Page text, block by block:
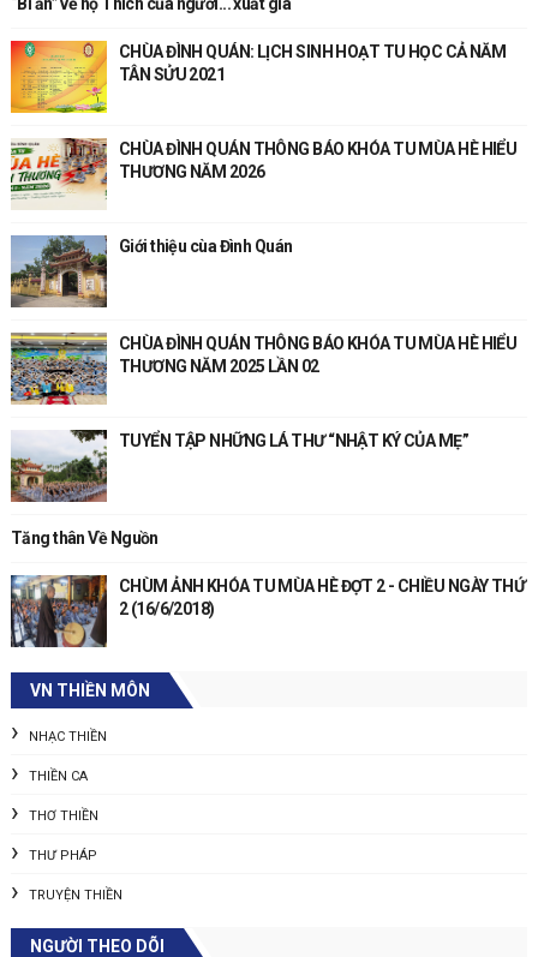
CHÙA ĐÌNH QUÁN: LỊCH SINH HOẠT TU HỌC CẢ NĂM
TÂN SỬU 2021
CHÙA ĐÌNH QUÁN THÔNG BÁO KHÓA TU MÙA HÈ HIỂU
THƯƠNG NĂM 2026
Giới thiệu cùa Đình Quán
CHÙA ĐÌNH QUÁN THÔNG BÁO KHÓA TU MÙA HÈ HIỂU
THƯƠNG NĂM 2025 LẦN 02
TUYỂN TẬP NHỮNG LÁ THƯ “NHẬT KÝ CỦA MẸ”
Tăng thân Về Nguồn
CHÙM ẢNH KHÓA TU MÙA HÈ ĐỢT 2 - CHIỀU NGÀY THỨ
2 (16/6/2018)
VN THIỀN MÔN
NHẠC THIỀN
THIỀN CA
THƠ THIỀN
THƯ PHÁP
TRUYỆN THIỀN
NGƯỜI THEO DÕI